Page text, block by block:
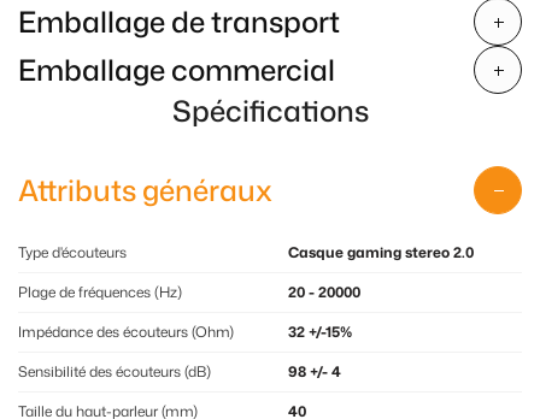
Emballage de transport
Emballage commercial
Spécifications
Attributs généraux
Type d'écouteurs
Casque gaming stereo 2.0
Plage de fréquences (Hz)
20 - 20000
Impédance des écouteurs (Ohm)
32 +/-15%
Sensibilité des écouteurs (dB)
98 +/- 4
Taille du haut-parleur (mm)
40